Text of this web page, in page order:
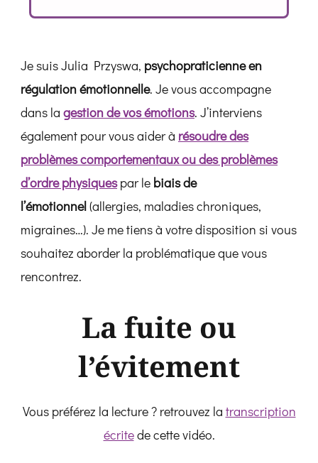
Je suis Julia Przyswa, psychopraticienne en
régulation émotionnelle. Je vous accompagne
dans la gestion de vos émotions. J’interviens
également pour vous aider à résoudre des
problèmes comportementaux ou des problèmes
d’ordre physiquespar le biais de
l’émotionnel(allergies, maladies chroniques,
migraines…). Je me tiens à votre disposition si vous
souhaitez aborder la problématique que vous
rencontrez.
La fuite ou
l’évitement
Vous préférez la lecture ? retrouvez la transcription
écritede cette vidéo.